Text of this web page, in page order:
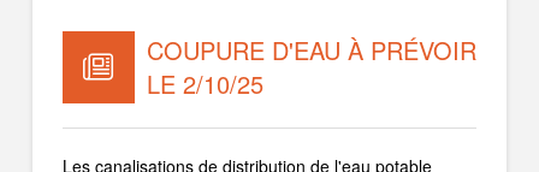
COUPURE D'EAU À PRÉVOIR
LE 2/10/25
Les canalisations de distribution de l'eau potable